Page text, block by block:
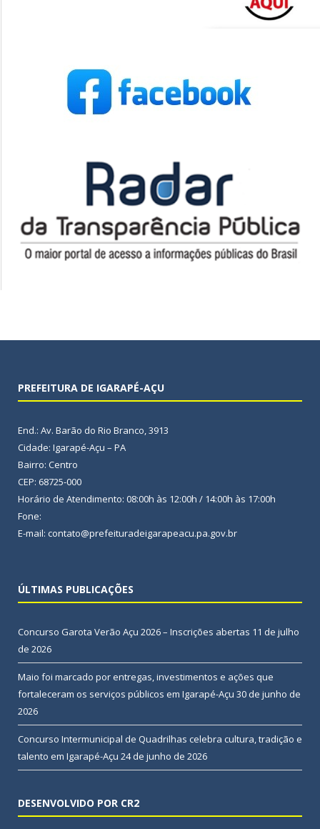
PREFEITURA DE IGARAPÉ-AÇU
End.: Av. Barão do Rio Branco, 3913
Cidade: Igarapé-Açu – PA
Bairro: Centro
CEP: 68725-000
Horário de Atendimento: 08:00h às 12:00h / 14:00h às 17:00h
Fone:
E-mail: contato@prefeituradeigarapeacu.pa.gov.br
ÚLTIMAS PUBLICAÇÕES
Concurso Garota Verão Açu 2026 – Inscrições abertas 11 de julho
de 2026
Maio foi marcado por entregas, investimentos e ações que
fortaleceram os serviços públicos em Igarapé-Açu 30 de junho de
2026
Concurso Intermunicipal de Quadrilhas celebra cultura, tradição e
talento em Igarapé-Açu 24 de junho de 2026
DESENVOLVIDO POR CR2